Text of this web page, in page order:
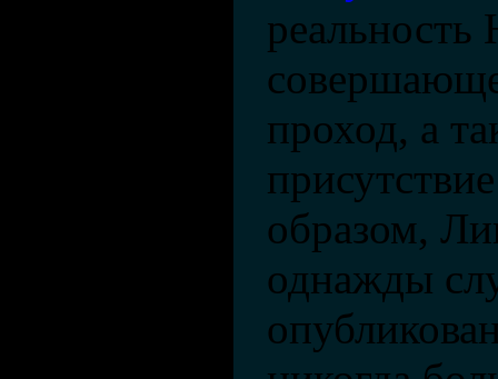
реальность
проход, а
образом,
однажды